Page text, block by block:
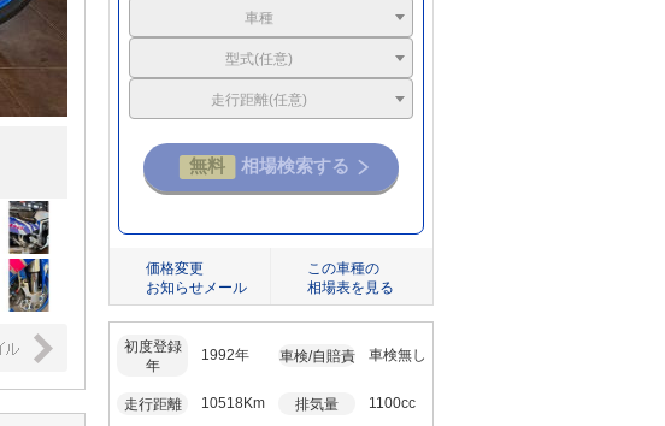
車種
型式(任意)
走行距離(任意)
価格変更
お知らせメール
この車種の
相場表を見る
初度登録
年
1992年 車検/自賠責 車検無し
走行距離 10518Km 排気量 1100cc